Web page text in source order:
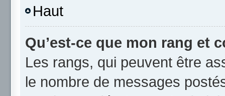
Haut
Qu’est-ce que mon rang et
Les rangs, qui peuvent être
le nombre de messages